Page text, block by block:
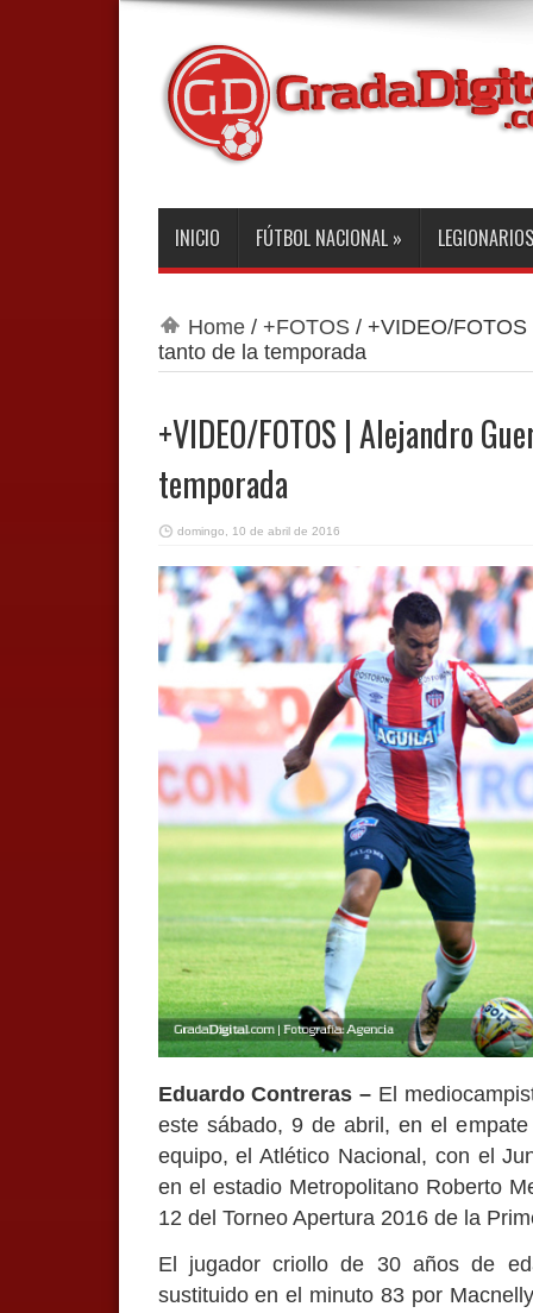
INICIO FÚTBOL NACIONAL » LEGIONARIOS
Home/ +FOTOS/ +VIDEO/
tanto de la temporada
+VIDEO/FOTOS | Alejandro
temporada
domingo, 10 de abril de 2016
Eduardo Contreras – El
este sábado, 9 de abril, en el
equipo, el Atlético Nacional, con el
en el estadio Metropolitano Roberto
12 del Torneo Apertura 2016 de la
El jugador criollo de 30 años de
sustituido en el minuto 83 por